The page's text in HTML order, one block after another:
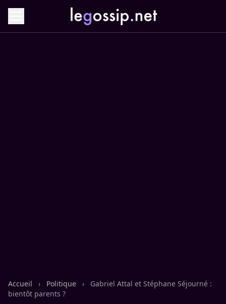
Accueil › Politique ›
Gabriel Attal et Stéphane Séjourné :
bientôt parents ?